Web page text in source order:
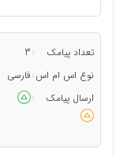
تعداد پیامک :
3
نوع اس ام اس : فارسی
ارسال پیامک
: